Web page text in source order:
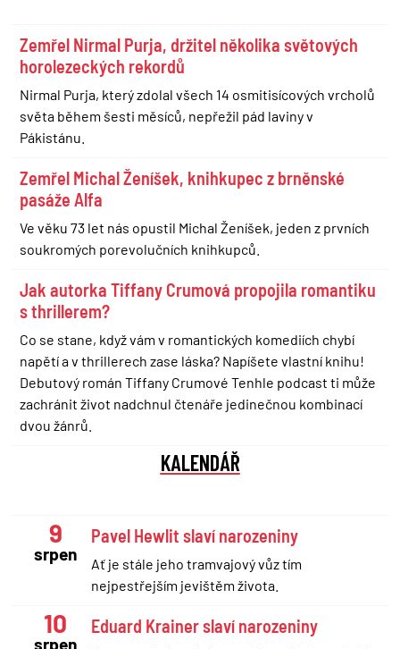
Zemřel Nirmal Purja, držitel několika světových
horolezeckých rekordů
Nirmal Purja, který zdolal všech 14 osmitisícových vrcholů
světa během šesti měsíců, nepřežil pád laviny v
Pákistánu.
Zemřel Michal Ženíšek, knihkupec z brněnské
pasáže Alfa
Ve věku 73 let nás opustil Michal Ženíšek, jeden z prvních
soukromých porevolučních knihkupců.
Jak autorka Tiffany Crumová propojila romantiku
s thrillerem?
Co se stane, když vám v romantických komediích chybí
napětí a v thrillerech zase láska? Napíšete vlastní knihu!
Debutový román Tiffany Crumové Tenhle podcast ti může
zachránit život nadchnul čtenáře jedinečnou kombinací
dvou žánrů.
KALENDÁŘ
9
srpen
Pavel Hewlit slaví narozeniny
Ať je stále jeho tramvajový vůz tím
nejpestřejším jevištěm života.
10
srpen
Eduard Krainer slaví narozeniny